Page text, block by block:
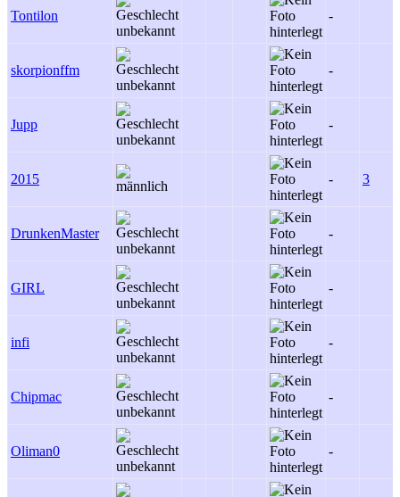
Tontilon -
skorpionffm -
Jupp -
2015 - 3
DrunkenMaster -
GIRL -
infi -
Chipmac -
Oliman0 -